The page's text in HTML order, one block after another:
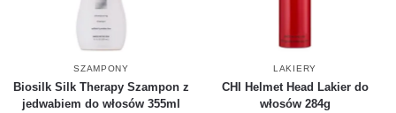
SZAMPONY
Biosilk Silk Therapy Szampon z
jedwabiem do włosów 355ml
LAKIERY
CHI Helmet Head Lakier do
włosów 284g